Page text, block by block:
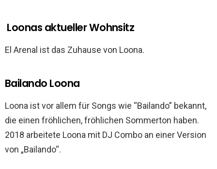
Loonas aktueller Wohnsitz
El Arenal ist das Zuhause von Loona.
Bailando Loona
Loona ist vor allem für Songs wie “Bailando” bekannt,
die einen fröhlichen, fröhlichen Sommerton haben.
2018 arbeitete Loona mit DJ Combo an einer Version
von „Bailando“.